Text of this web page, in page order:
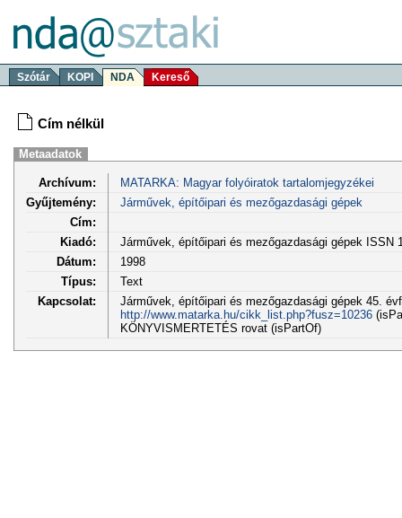
Szótár KOPI NDA Kereső
Cím nélkül
Metaadatok
Archívum:
MATARKA: Magyar folyóiratok tartalomjegyzékei
Gyűjtemény:
Járművek, építőipari és mezőgazdasági gépek
Cím:
Kiadó:
Járművek, építőipari és mezőgazdasági gépek ISSN
Dátum:
1998
Típus:
Text
Kapcsolat:
Járművek, építőipari és mezőgazdasági gépek 45.
http://www.matarka.hu/cikk_list.php?fusz=10236
KÖNYVISMERTETÉS rovat (isPartOf)